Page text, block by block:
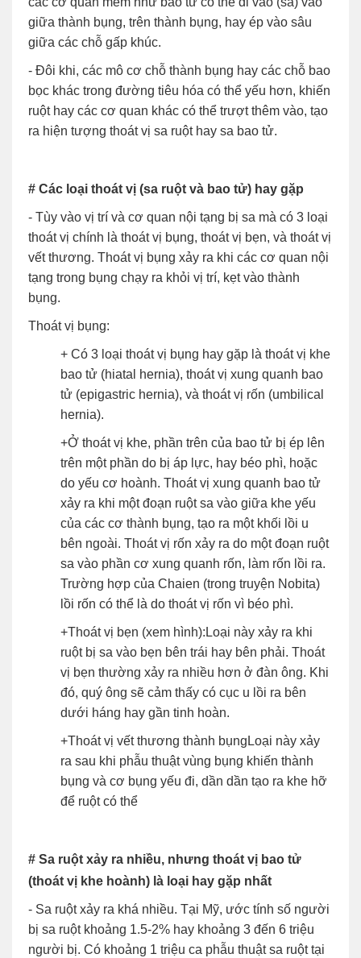
giữa thành bụng, trên thành bụng, hay ép vào sâu
giữa các chỗ gấp khúc.
- Đôi khi, các mô cơ chỗ thành bụng hay các chỗ bao
bọc khác trong đường tiêu hóa có thể yếu hơn, khiến
ruột hay các cơ quan khác có thể trượt thêm vào, tạo
ra hiện tượng thoát vị sa ruột hay sa bao tử.
# Các loại thoát vị (sa ruột và bao tử) hay gặp
- Tùy vào vị trí và cơ quan nội tạng bị sa mà có 3 loại
thoát vị chính là thoát vị bụng, thoát vị bẹn, và thoát vị
vết thương. Thoát vị bụng xảy ra khi các cơ quan nội
tạng trong bụng chạy ra khỏi vị trí, kẹt vào thành
bụng.
Thoát vị bụng:
+ Có 3 loại thoát vị bụng hay gặp là thoát vị khe
bao tử (hiatal hernia), thoát vị xung quanh bao
tử (epigastric hernia), và thoát vị rốn (umbilical
hernia).
+Ở thoát vị khe, phần trên của bao tử bị ép lên
trên một phần do bị áp lực, hay béo phì, hoặc
do yếu cơ hoành. Thoát vị xung quanh bao tử
xảy ra khi một đoạn ruột sa vào giữa khe yếu
của các cơ thành bụng, tạo ra một khối lồi u
bên ngoài. Thoát vị rốn xảy ra do một đoạn ruột
sa vào phần cơ xung quanh rốn, làm rốn lồi ra.
Trường hợp của Chaien (trong truyện Nobita)
lồi rốn có thể là do thoát vị rốn vì béo phì.
+Thoát vị bẹn (xem hình):Loại này xảy ra khi
ruột bị sa vào bẹn bên trái hay bên phải. Thoát
vị bẹn thường xảy ra nhiều hơn ở đàn ông. Khi
đó, quý ông sẽ cảm thấy có cục u lồi ra bên
dưới háng hay gần tinh hoàn.
+Thoát vị vết thương thành bụngLoại này xảy
ra sau khi phẫu thuật vùng bụng khiến thành
bụng và cơ bụng yếu đi, dần dần tạo ra khe hỡ
để ruột có thể
# Sa ruột xảy ra nhiều, nhưng thoát vị bao tử
(thoát vị khe hoành) là loại hay gặp nhất
- Sa ruột xảy ra khá nhiều. Tại Mỹ, ước tính số người
bị sa ruột khoảng 1.5-2% hay khoảng 3 đến 6 triệu
người bị. Có khoảng 1 triệu ca phẫu thuật sa ruột tại